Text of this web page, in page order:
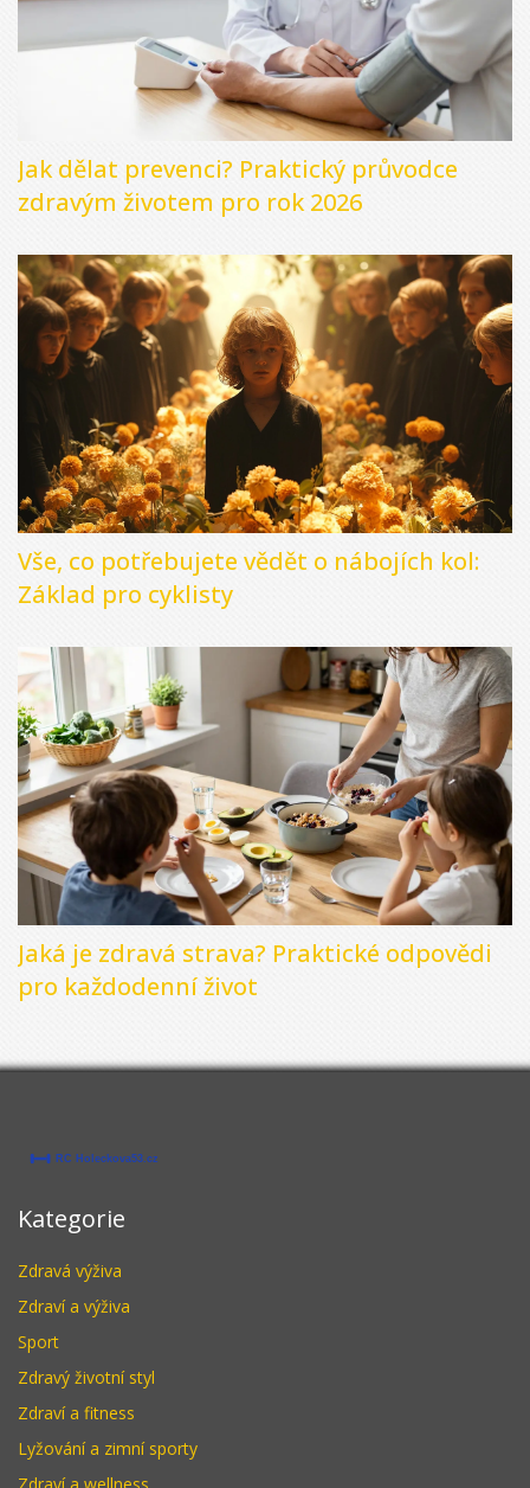
Jak dělat prevenci? Praktický průvodce
zdravým životem pro rok 2026
Vše, co potřebujete vědět o nábojích kol:
Základ pro cyklisty
Jaká je zdravá strava? Praktické odpovědi
pro každodenní život
Kategorie
Zdravá výživa
Zdraví a výživa
Sport
Zdravý životní styl
Zdraví a fitness
Lyžování a zimní sporty